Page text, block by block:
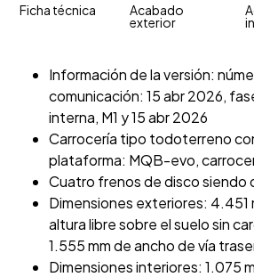
Ficha técnica
Información de la versión:
comunicación: 15 abr 2026,
interna, M1 y 15 abr 2026
Carrocería tipo todoterreno
plataforma: MQB-evo,
Cuatro frenos de disco siendo
Dimensiones exteriores: 4.451
altura libre sobre el suelo sin
1.555 mm de ancho de vía
Dimensiones interiores: 1.075
Acabado
exterior